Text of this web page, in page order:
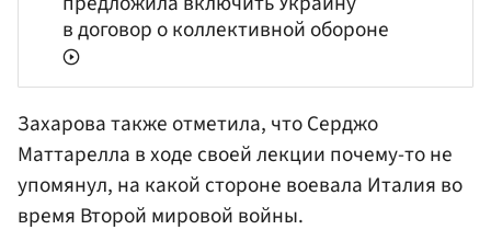
в договор о коллективной обороне
Захарова также отметила, что Серджо
Маттарелла в ходе своей лекции почему-то не
упомянул, на какой стороне воевала Италия во
время Второй мировой войны.